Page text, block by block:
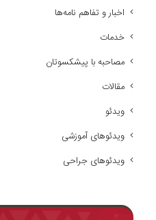
اخبار و تفاهم نامه‌ها
خدمات
مصاحبه با پیشکسوتان
مقالات
ویدئو
ویدئوهای آموزشی
ویدئوهای جراحی